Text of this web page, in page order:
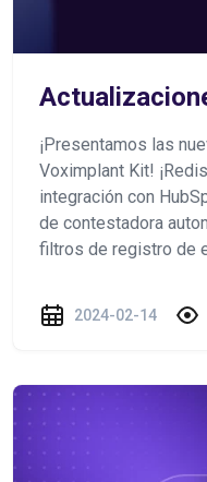
¡Presentamos las
Voximplant Kit!
integración con
de contestadora
filtros de registro de
2024-02-14